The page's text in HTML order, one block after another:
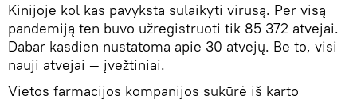
Kinijoje kol kas pavyksta sulaikyti virusą. Per visą
pandemiją ten buvo užregistruoti tik 85 372 atvejai.
Dabar kasdien nustatoma apie 30 atvejų. Be to, visi
nauji atvejai — įvežtiniai.
Vietos farmacijos kompanijos sukūrė iš karto